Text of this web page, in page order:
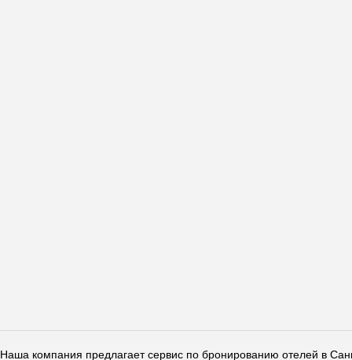
Наша компания предлагает сервис по бронированию отелей в